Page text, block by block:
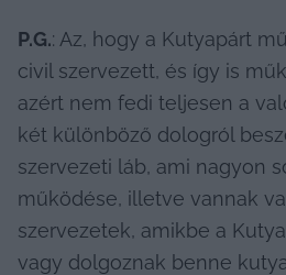
P.G.: Az, hogy a Kutyapárt
civil szervezett, és így is
azért nem fedi teljesen a
két különböző dologról
szervezeti láb, ami nagyon
működése, illetve vannak
szervezetek, amikbe a
vagy dolgoznak benne